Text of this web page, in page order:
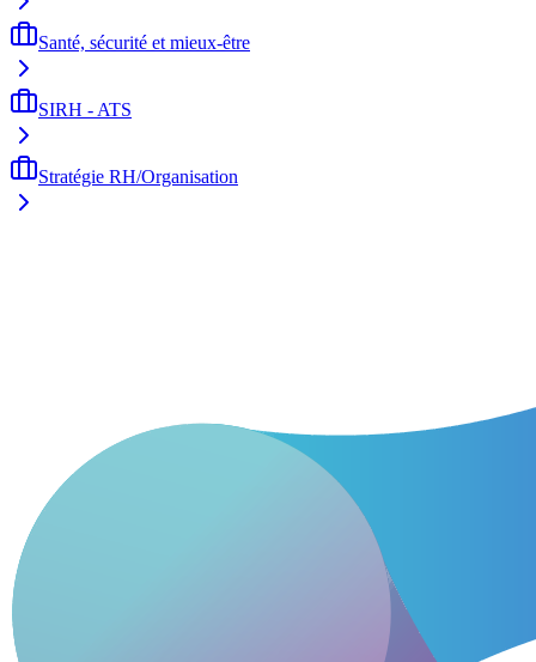
Santé, sécurité et mieux-être
SIRH - ATS
Stratégie RH/Organisation